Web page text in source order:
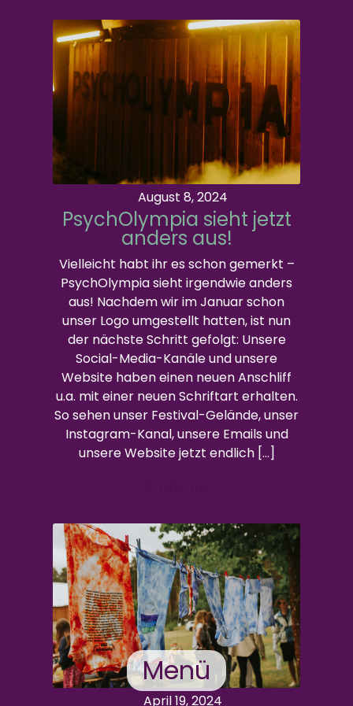
August 8, 2024
PsychOlympia sieht jetzt
anders aus!
Vielleicht habt ihr es schon gemerkt –
PsychOlympia sieht irgendwie anders
aus! Nachdem wir im Januar schon
unser Logo umgestellt hatten, ist nun
der nächste Schritt gefolgt: Unsere
Social-Media-Kanäle und unsere
Website haben einen neuen Anschliff
u.a. mit einer neuen Schriftart erhalten.
So sehen unser Festival-Gelände, unser
Instagram-Kanal, unsere Emails und
unsere Website jetzt endlich […]
April 19, 2024
Menü